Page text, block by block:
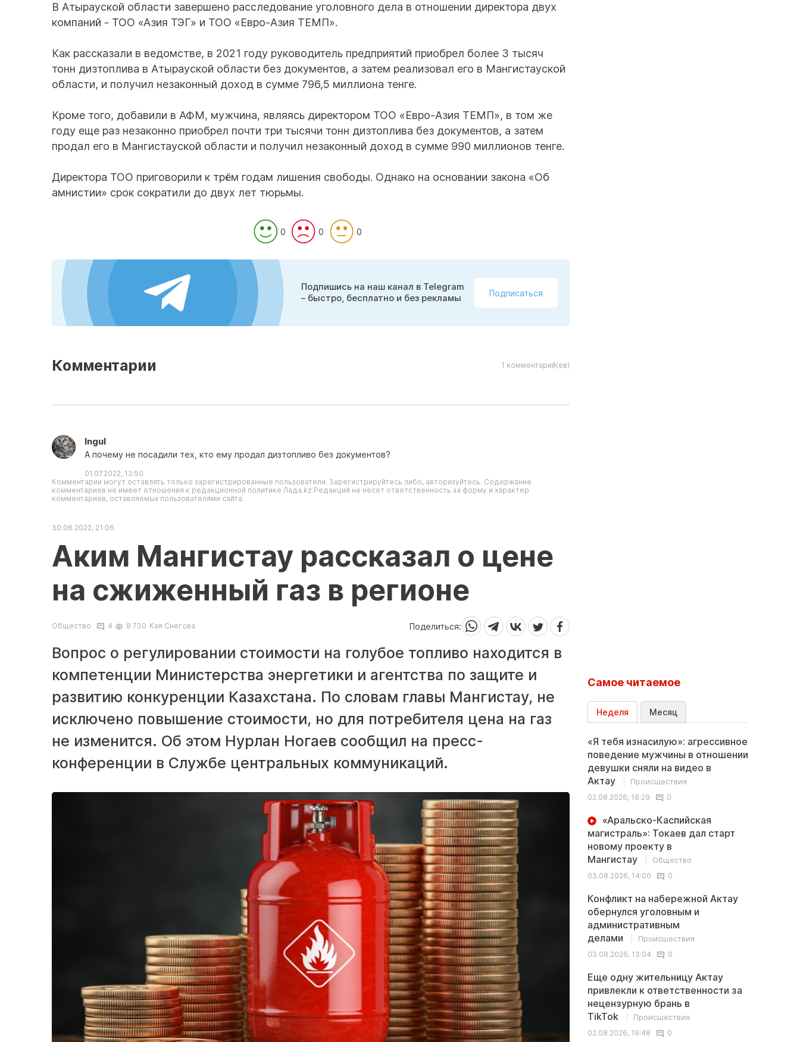
В Атырауской области завершено расследование уголовного дела в отношении директора двух
компаний - ТОО «Азия ТЭГ» и ТОО «Евро-Азия ТЕМП».
Как рассказали в ведомстве, в 2021 году руководитель предприятий приобрел более 3 тысяч
тонн дизтоплива в Атырауской области без документов, а затем реализовал его в Мангистауской
области, и получил незаконный доход в сумме 796,5 миллиона тенге.
Кроме того, добавили в АФМ, мужчина, являясь директором ТОО «Евро-Азия ТЕМП», в том же
году еще раз незаконно приобрел почти три тысячи тонн дизтоплива без документов, а затем
продал его в Мангистауской области и получил незаконный доход в сумме 990 миллионов тенге.
Директора ТОО приговорили к трём годам лишения свободы. Однако на основании закона «Об
амнистии» срок сократили до двух лет тюрьмы.
0 0 0
Подпишись на наш канал в Telegram
– быстро, бесплатно и без рекламы
Подписаться
Комментарии 1 комментарий(ев)
Ingul
А почему не посадили тех, кто ему продал дизтопливо без документов?
01.07.2022, 13:50
Комментарии могут оставлять только зарегистрированные пользователи. Зарегистрируйтесь либо, авторизуйтесь. Содержание
комментариев не имеет отношения к редакционной политике Лада.kz.Редакция не несет ответственность за форму и характер
комментариев, оставляемых пользователями сайта.
30.06.2022, 21:06
Аким Мангистау рассказал о цене
на сжиженный газ в регионе
Общество 4 8 730 Кая Снегова Поделиться:
Вопрос о регулировании стоимости на голубое топливо находится в
компетенции Министерства энергетики и агентства по защите и
развитию конкуренции Казахстана. По словам главы Мангистау, не
исключено повышение стоимости, но для потребителя цена на газ
не изменится. Об этом Нурлан Ногаев сообщил на пресс-
конференции в Службе центральных коммуникаций.
Самое читаемое
Неделя Месяц
«Я тебя изнасилую»: агрессивное
поведение мужчины в отношении
девушки сняли на видео в
Актау
Происшествия
02.08.2026, 18:29
0
«Аральско-Каспийская
магистраль»: Токаев дал старт
новому проекту в
Мангистау
Общество
03.08.2026, 14:00
0
Конфликт на набережной Актау
обернулся уголовным и
административным
делами
Происшествия
03.08.2026, 13:04
0
Еще одну жительницу Актау
привлекли к ответственности за
нецензурную брань в
TikTok
Происшествия
02.08.2026, 19:48
0